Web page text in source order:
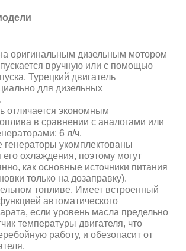
оригинальным дизельным мотором
вручную или с помощью
Турецкий двигатель
для дизельных
отличается экономным
в сравнении с аналогами или
6 л/ч.
укомплектованы
охлаждения, поэтому могут
как основные источники питания
только на дозаправку).
топливе. Имеет встроенный
автоматического
если уровень масла предельно
температуры двигателя, что
работу, и обезопасит от